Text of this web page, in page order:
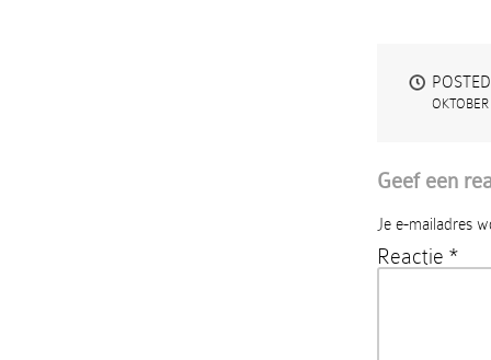
Geef een
Je e-mailadres
Reactie *